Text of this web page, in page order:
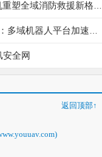
慧明捷资讯｜巨灵-150灭火自组网无人机重塑全域消防救援新格局，硬核空中救险！
以色列XTEND拟通过15亿美元合并上市：多域机器人平台加速规模化
安全网
返回顶部↑